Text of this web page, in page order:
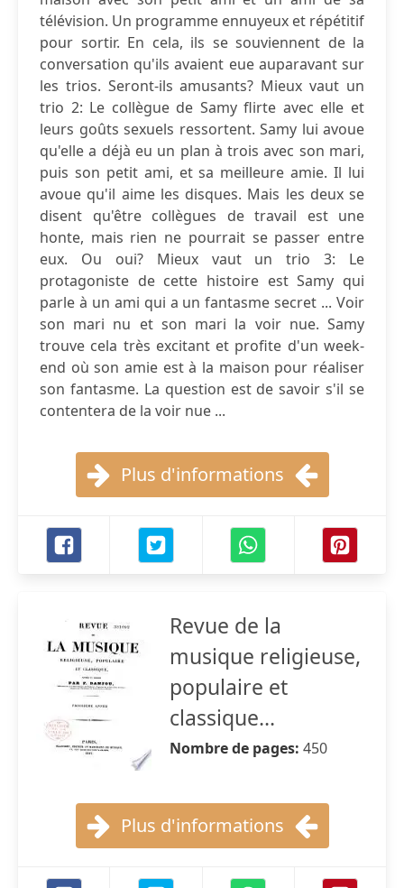
télévision. Un programme ennuyeux et répétitif
pour sortir. En cela, ils se souviennent de la
conversation qu'ils avaient eue auparavant sur
les trios. Seront-ils amusants? Mieux vaut un
trio 2: Le collègue de Samy flirte avec elle et
leurs goûts sexuels ressortent. Samy lui avoue
qu'elle a déjà eu un plan à trois avec son mari,
puis son petit ami, et sa meilleure amie. Il lui
avoue qu'il aime les disques. Mais les deux se
disent qu'être collègues de travail est une
honte, mais rien ne pourrait se passer entre
eux. Ou oui? Mieux vaut un trio 3: Le
protagoniste de cette histoire est Samy qui
parle à un ami qui a un fantasme secret ... Voir
son mari nu et son mari la voir nue. Samy
trouve cela très excitant et profite d'un week-
end où son amie est à la maison pour réaliser
son fantasme. La question est de savoir s'il se
contentera de la voir nue ...
Plus d'informations
Revue de la
musique religieuse,
populaire et
classique...
Nombre de pages: 450
Plus d'informations